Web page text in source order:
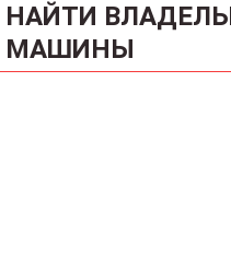
НАЙТИ
МАШИНЫ